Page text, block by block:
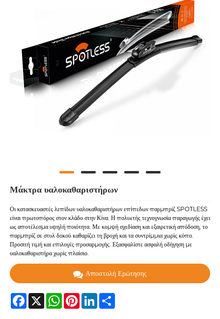
Μάκτρα υαλοκαθαριστήρων
Οι κατασκευαστές λεπίδων υαλοκαθαριστήρων επίπεδων παρμπρίζ SPOTLESS
είναι πρωτοπόρος στον κλάδο στην Κίνα. Η πολυετής τεχνογνωσία παραγωγής έχει
ως αποτέλεσμα υψηλή ποιότητα. Με κομψή σχεδίαση και εξαιρετική απόδοση, το
παρμπρίζ σε στυλ δοκού καθαρίζει τη βροχή και τα συντρίμμια χωρίς κόπο.
Προσιτή τιμή και επιλογές προσαρμογής. Εξασφαλίστε ασφαλή οδήγηση με
υαλοκαθαριστήρα χωρίς πλαίσιο.
Αποστολή Ερώτησης
Facebook
X WhatsAppPinterestLinkedIn